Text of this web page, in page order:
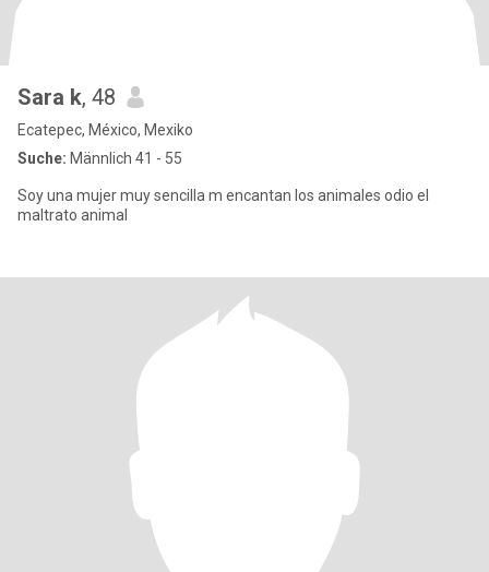
Sara k, 48
Ecatepec, México, Mexiko
Suche: Männlich 41 - 55
Soy una mujer muy sencilla m encantan los animales odio el
maltrato animal